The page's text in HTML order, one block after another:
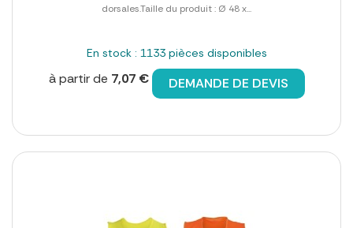
dorsales.Taille du produit : Ø 48 x...
En stock : 1133 pièces disponibles
à partir de 7,07 € DEMANDE DE DEVIS